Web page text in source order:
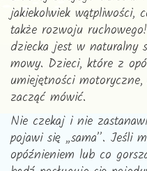
jakiekolwiek wątpliwości,
także rozwoju
dziecka jest w naturalny
mowy. Dzieci, które z
umiejętności
zacząć mówić.
Nie czekaj i nie
pojawi się „sama”. Jeśli
opóźnieniem lub co